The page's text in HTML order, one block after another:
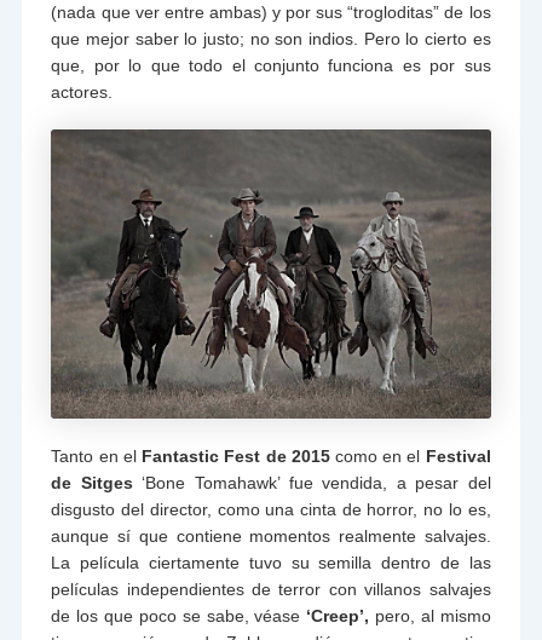
(nada que ver entre ambas) y por sus “trogloditas” de los
que mejor saber lo justo; no son indios. Pero lo cierto es
que, por lo que todo el conjunto funciona es por sus
actores.
Tanto en el Fantastic Fest de 2015como en el Festival
de Sitges ‘Bone Tomahawk’ fue vendida, a pesar del
disgusto del director, como una cinta de horror, no lo es,
aunque sí que contiene momentos realmente salvajes.
La película ciertamente tuvo su semilla dentro de las
películas independientes de terror con villanos salvajes
de los que poco se sabe, véase ‘Creep’, pero, al mismo